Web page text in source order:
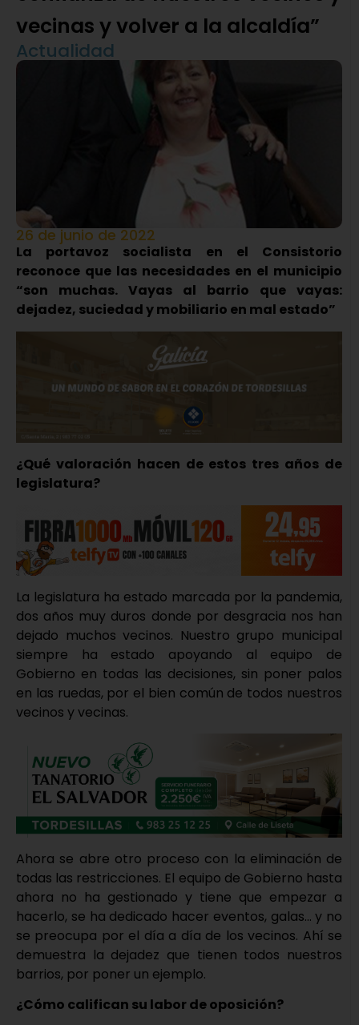
vecinas y volver a la alcaldía”
Actualidad
26 de junio de 2022
La portavoz socialista en el Consistorio
reconoce que las necesidades en el municipio
“son muchas. Vayas al barrio que vayas:
dejadez, suciedad y mobiliario en mal estado”
¿Qué valoración hacen de estos tres años de
legislatura?
La legislatura ha estado marcada por la pandemia,
dos años muy duros donde por desgracia nos han
dejado muchos vecinos. Nuestro grupo municipal
siempre ha estado apoyando al equipo de
Gobierno en todas las decisiones, sin poner palos
en las ruedas, por el bien común de todos nuestros
vecinos y vecinas.
Ahora se abre otro proceso con la eliminación de
todas las restricciones. El equipo de Gobierno hasta
ahora no ha gestionado y tiene que empezar a
hacerlo, se ha dedicado hacer eventos, galas… y no
se preocupa por el día a día de los vecinos. Ahí se
demuestra la dejadez que tienen todos nuestros
barrios, por poner un ejemplo.
¿Cómo califican su labor de oposición?